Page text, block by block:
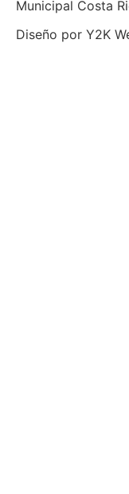
Municipal Costa
Diseño por Y2K